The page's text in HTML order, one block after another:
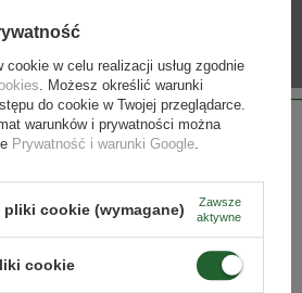
nastało suche, prawdziwie
lato. W porze winobrania
opady deszczu, zatem
poczekać dając winogronom
w winie i wyższą kwasowością.
roczników,
18 lat?
w celu realizacji usług zgodnie
. Możesz określić warunki
do cookie w Twojej przeglądarce.
warunków i prywatności można
Prywatność i warunki Google.
cookie (wymagane)
Zawsze
aktywne
cookie